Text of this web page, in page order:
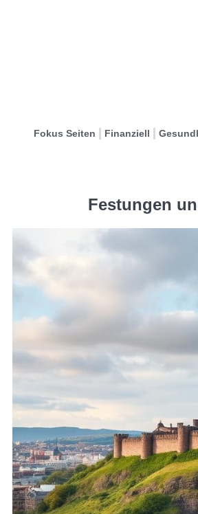
Fokus Seiten Finanziell
Festungen